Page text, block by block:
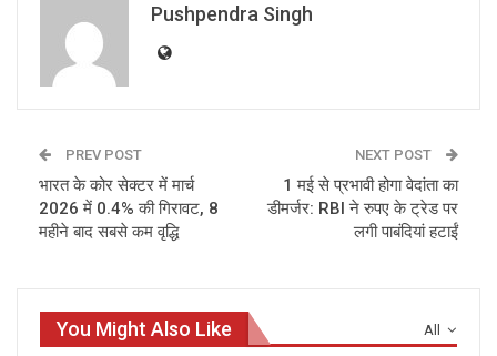
Pushpendra Singh
PREV POST
भारत के कोर सेक्टर में मार्च
2026 में 0.4% की गिरावट, 8
महीने बाद सबसे कम वृद्धि
NEXT POST
1 मई से प्रभावी होगा वेदांता का
डीमर्जर: RBI ने रुपए के ट्रेड पर
लगी पाबंदियां हटाईं
All
You Might Also Like